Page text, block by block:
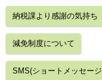
納税課より感謝の気持ち
減免制度について
SMS(ショートメッセー